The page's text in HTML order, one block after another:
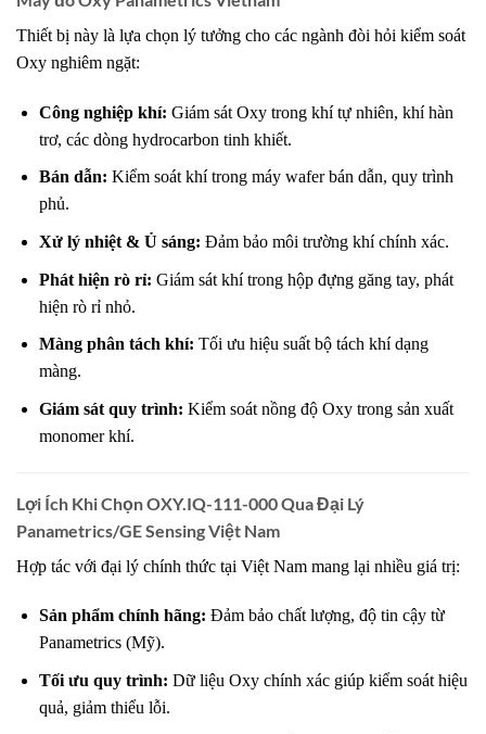
Thiết bị này là lựa chọn lý tưởng cho các ngành đòi hỏi kiểm soát
Oxy nghiêm ngặt:
Công nghiệp khí: Giám sát Oxy trong khí tự nhiên, khí hàn
trơ, các dòng hydrocarbon tinh khiết.
Bán dẫn: Kiểm soát khí trong máy wafer bán dẫn, quy trình
phủ.
Xử lý nhiệt & Ủ sáng: Đảm bảo môi trường khí chính xác.
Phát hiện rò rỉ: Giám sát khí trong hộp đựng găng tay, phát
hiện rò rỉ nhỏ.
Màng phân tách khí: Tối ưu hiệu suất bộ tách khí dạng
màng.
Giám sát quy trình: Kiểm soát nồng độ Oxy trong sản xuất
monomer khí.
Lợi Ích Khi Chọn OXY.IQ-111-000 Qua Đại Lý
Panametrics/GE Sensing Việt Nam
Hợp tác với đại lý chính thức tại Việt Nam mang lại nhiều giá trị:
Sản phẩm chính hãng: Đảm bảo chất lượng, độ tin cậy từ
Panametrics (Mỹ).
Tối ưu quy trình: Dữ liệu Oxy chính xác giúp kiểm soát hiệu
quả, giảm thiểu lỗi.